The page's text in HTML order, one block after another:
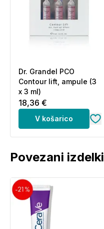
Dr. Grandel PCO
Contour lift, ampule (3
x 3 ml)
18,36 €
V košarico
Povezani izdelki